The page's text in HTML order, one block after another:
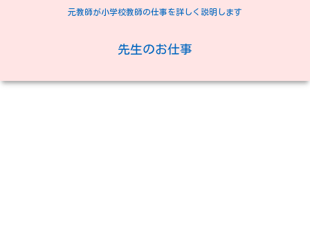
元教師が小学校教師の仕事を詳しく説明します
先生のお仕事